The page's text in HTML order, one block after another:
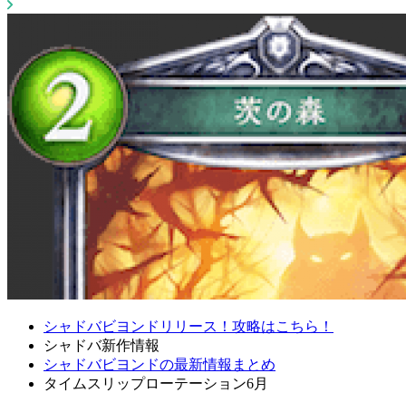
シャドバビヨンドリリース！攻略はこちら！
シャドバ新作情報
シャドバビヨンドの最新情報まとめ
タイムスリップローテーション6月